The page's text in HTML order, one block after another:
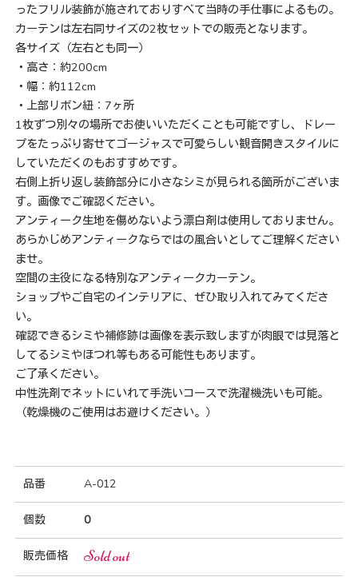
ったフリル装飾が施されておりすべて当時の手仕事によるもの。
カーテンは左右同サイズの2枚セットでの販売となります。
各サイズ（左右とも同一）
・高さ：約200cm
・幅：約112cm
・上部リボン紐：7ヶ所
1枚ずつ別々の場所でお使いいただくことも可能ですし、ドレー
プをたっぷり寄せてゴージャスで可愛らしい観音開きスタイルに
していただくのもおすすめです。
右側上折り返し装飾部分に小さなシミが見られる箇所がございま
す。画像でご確認ください。
アンティーク生地を傷めないよう漂白剤は使用しておりません。
あらかじめアンティークならではの風合いとしてご理解ください
ませ。
空間の主役になる特別なアンティークカーテン。
ショップやご自宅のインテリアに、ぜひ取り入れてみてくださ
い。
確認できるシミや補修跡は画像を表示致しますが肉眼では見落と
してるシミやほつれ等もある可能性もあります。
ご了承ください。
中性洗剤でネットにいれて手洗いコースで洗濯機洗いも可能。
（乾燥機のご使用はお避けください。）
品番 A-012
個数 0
販売価格 Sold out